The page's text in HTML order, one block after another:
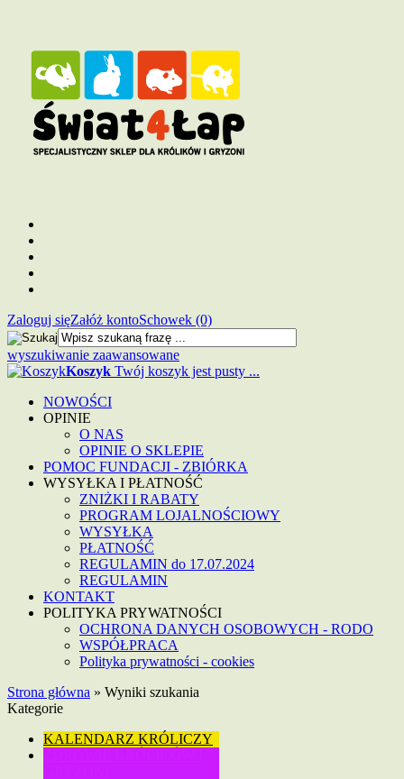
Zaloguj sięZałóż kontoSchowek (0)
wyszukiwanie zaawansowane
Koszyk Twój koszyk jest pusty ...
NOWOŚCI
OPINIE
O NAS
OPINIE O SKLEPIE
POMOC FUNDACJI - ZBIÓRKA
WYSYŁKA I PŁATNOŚĆ
ZNIŻKI I RABATY
PROGRAM LOJALNOŚCIOWY
WYSYŁKA
PŁATNOŚĆ
REGULAMIN do 17.07.2024
REGULAMIN
KONTAKT
POLITYKA PRYWATNOŚCI
OCHRONA DANYCH OSOBOWYCH - RODO
WSPÓŁPRACA
Polityka prywatności - cookies
Strona główna » Wyniki szukania
Kategorie
KALENDARZ KRÓLICZY